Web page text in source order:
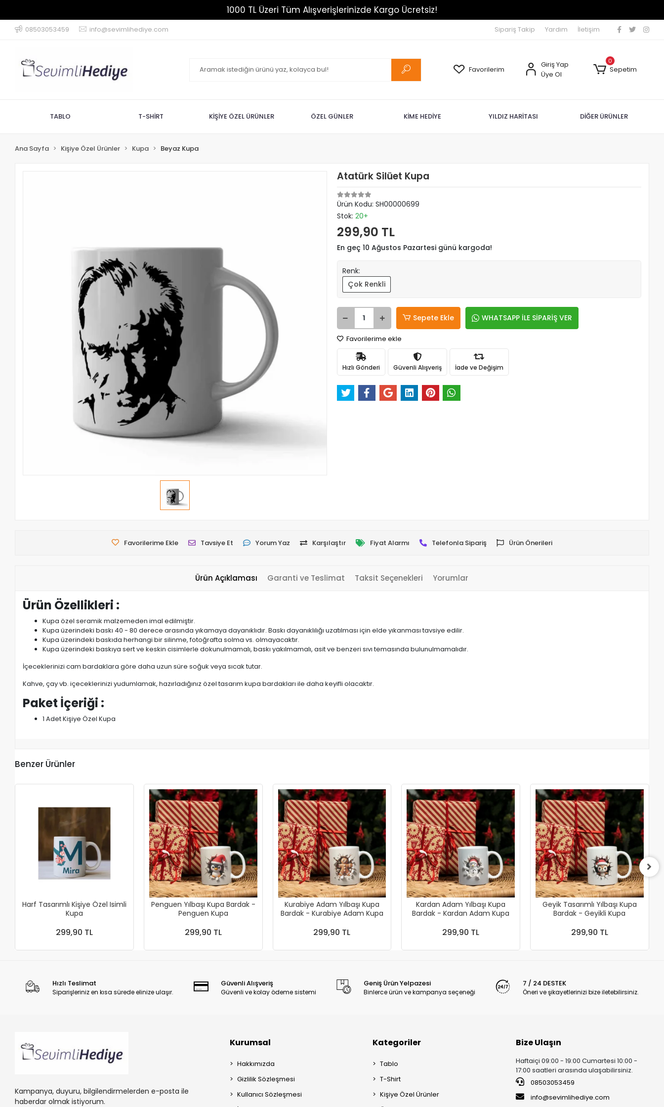
1000 TL Üzeri Tüm Alışverişlerinizde Kargo Ücretsiz!
08503053459 info@sevimlihediye.com Sipariş Takip Yardım İletişim
Favorilerim
Giriş Yap
Üye Ol
0
Sepetim
TABLO T-SHİRT KİŞİYE ÖZEL ÜRÜNLER ÖZEL GÜNLER KİME HEDİYE YILDIZ HARİTASI DİĞER ÜRÜNLER
Ana Sayfa Kişiye Özel Ürünler Kupa Beyaz Kupa
Atatürk Silüet Kupa
Ürün Kodu: SH00000699
Stok: 20+
299,90 TL
En geç 10 Ağustos Pazartesi günü kargoda!
Renk:
Çok Renkli
Sepete Ekle WHATSAPP İLE SİPARİŞ VER
Favorilerime ekle
Hızlı Gönderi Güvenli Alışveriş İade ve Değişim
Favorilerime Ekle Tavsiye Et Yorum Yaz Karşılaştır Fiyat Alarmı Telefonla Sipariş Ürün Önerileri
Ürün Açıklaması Garanti ve Teslimat Taksit Seçenekleri Yorumlar
Ürün Özellikleri :
Kupa özel seramik malzemeden imal edilmiştir.
Kupa üzerindeki baskı 40 - 80 derece arasında yıkamaya dayanıklıdır. Baskı dayanıklılığı uzatılması için elde yıkanması tavsiye edilir.
Kupa üzerindeki baskıda herhangi bir silinme, fotoğrafta solma vs. olmayacaktır.
Kupa üzerindeki baskıya sert ve keskin cisimlerle dokunulmamalı, baskı yakılmamalı, asit ve benzeri sıvı temasında bulunulmamalıdır.
İçeceklerinizi cam bardaklara göre daha uzun süre soğuk veya sıcak tutar.
Kahve, çay vb. içeceklerinizi yudumlamak, hazırladığınız özel tasarım kupa bardakları ile daha keyifli olacaktır.
Paket İçeriği :
1 Adet Kişiye Özel Kupa
Benzer Ürünler
Harf Tasarımlı Kişiye Özel Isimli
Kupa
299,90 TL
Penguen Yılbaşı Kupa Bardak -
Penguen Kupa
299,90 TL
Kurabiye Adam Yılbaşı Kupa
Bardak - Kurabiye Adam Kupa
299,90 TL
Kardan Adam Yılbaşı Kupa
Bardak - Kardan Adam Kupa
299,90 TL
Geyik Tasarımlı Yılbaşı Kupa
Bardak - Geyikli Kupa
299,90 TL
Hızlı Teslimat
Siparişleriniz en kısa sürede elinize ulaşır.
Güvenli Alışveriş
Güvenli ve kolay ödeme sistemi
Geniş Ürün Yelpazesi
Binlerce ürün ve kampanya seçeneği
7 / 24 DESTEK
Öneri ve şikayetlerinizi bize iletebilirsiniz.
Kampanya, duyuru, bilgilendirmelerden e-posta ile
haberdar olmak istiyorum.
Kurumsal
Hakkımızda
Gizlilik Sözleşmesi
Kullanıcı Sözleşmesi
Kategoriler
Tablo
T-Shirt
Kişiye Özel Ürünler
Bize Ulaşın
Haftaiçi 09:00 - 19:00 Cumartesi 10:00 -
17:00 saatleri arasında ulaşabilirsiniz.
08503053459
info@sevimlihediye.com